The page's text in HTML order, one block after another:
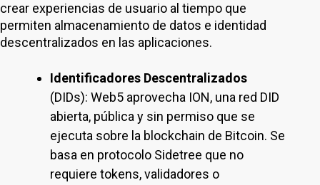
crear experiencias de usuario al tiempo que
permiten almacenamiento de datos e identidad
descentralizados en las aplicaciones.
Identificadores Descentralizados
(DIDs): Web5 aprovecha ION, una red DID
abierta, pública y sin permiso que se
ejecuta sobre la blockchain de Bitcoin. Se
basa en protocolo Sidetree que no
requiere tokens, validadores o